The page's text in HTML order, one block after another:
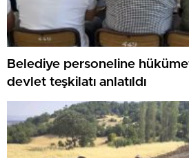
Belediye personeline
devlet teşkilatı anlatıldı